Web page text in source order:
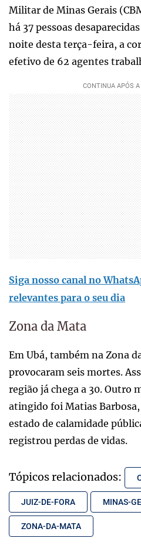
Militar de Minas Gerais
há 37 pessoas
noite desta terça-feira, a
efetivo de 62 agentes
Siga nosso canal no
relevantes para o seu dia
Zona da Mata
Em Ubá, também na Zona
provocaram seis mortes.
região já chega a 30. Outro
atingido foi Matias
estado de calamidade
registrou perdas de vidas.
Tópicos relacionados:
JUIZ-DE-FORA MINAS-
ZONA-DA-MATA